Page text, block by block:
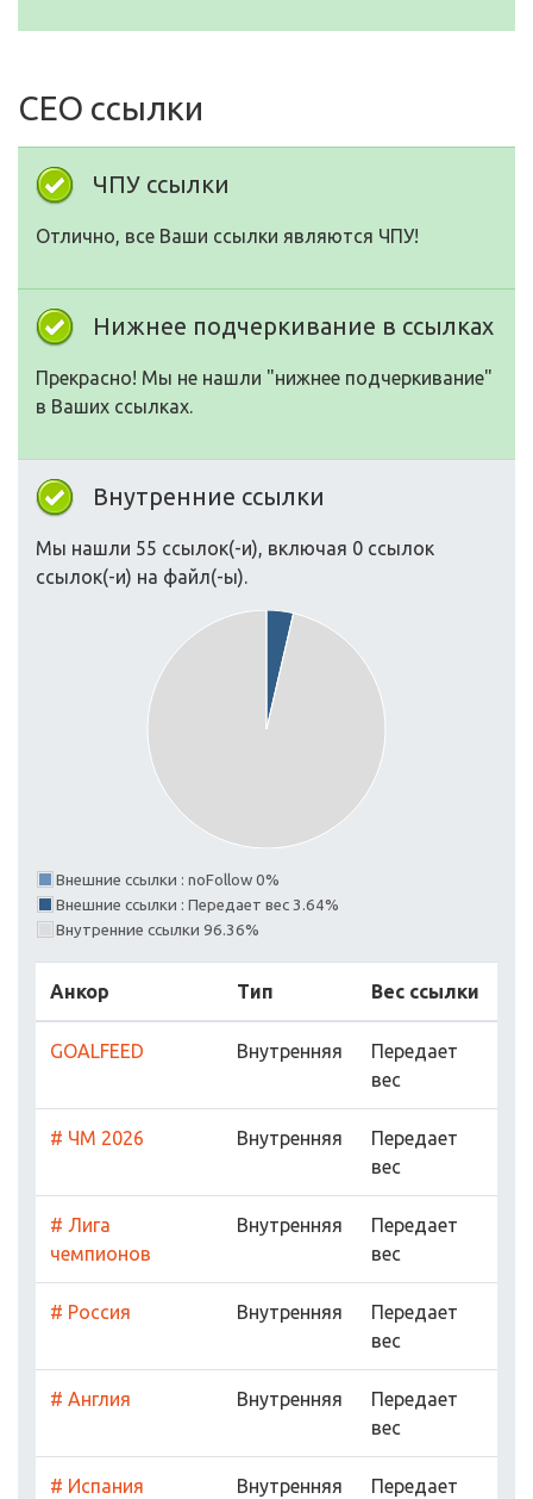
СЕО ссылки
ЧПУ ссылки
Отлично, все Ваши ссылки являются ЧПУ!
Нижнее подчеркивание в ссылках
Прекрасно! Мы не нашли "нижнее подчеркивание"
в Ваших ссылках.
Внутренние ссылки
Мы нашли 55 ссылок(-и), включая 0 ссылок
ссылок(-и) на файл(-ы).
Внешние ссылки : noFollow 0%
Внешние ссылки : Передает вес 3.64%
Внутренние ссылки 96.36%
Анкор Тип Вес ссылки
GOALFEED Внутренняя
Передает
вес
# ЧМ 2026 Внутренняя
Передает
вес
# Лига
чемпионов
Внутренняя
Передает
вес
# Россия Внутренняя
Передает
вес
# Англия Внутренняя
Передает
вес
# Испания Внутренняя
Передает